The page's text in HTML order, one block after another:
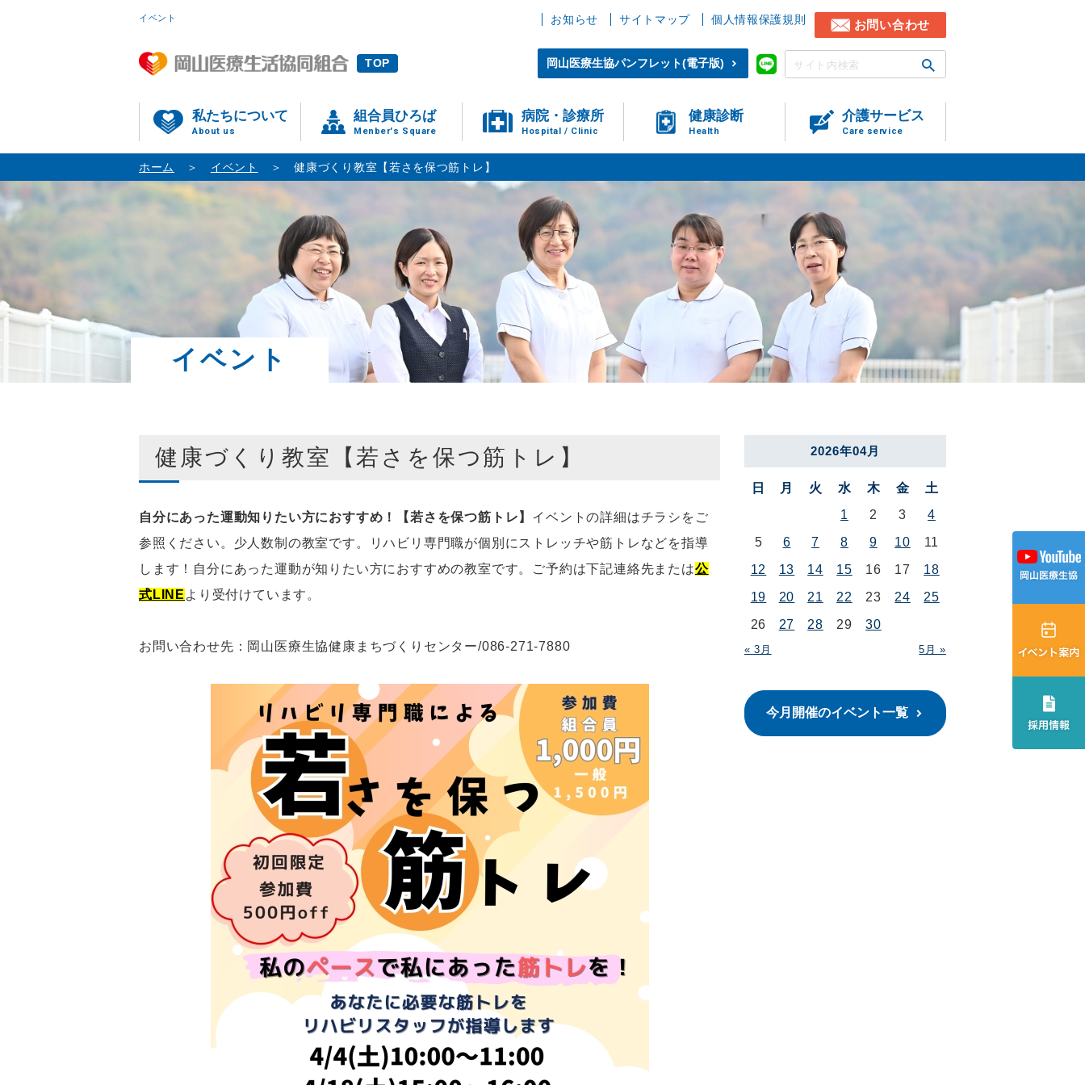
イベント お知らせ サイトマップ 個人情報保護規則 お問い合わせ
TOP 岡山医療生協パンフレット(電子版)
私たちについて
About us
組合員ひろば
Menber's Square
病院・診療所
Hospital / Clinic
健康診断
Health
介護サービス
Care service
ホーム イベント 健康づくり教室【若さを保つ筋トレ】
イベント
健康づくり教室【若さを保つ筋トレ】
自分にあった運動知りたい方におすすめ！【若さを保つ筋トレ】 イベントの詳細はチラシをご
参照ください。少人数制の教室です。リハビリ専門職が個別にストレッチや筋トレなどを指導
します！自分にあった運動が知りたい方におすすめの教室です。ご予約は下記連絡先または公
式LINE より受付けています。
お問い合わせ先：岡山医療生協健康まちづくりセンター/086-271-7880
2026年04月
日 月 火 水 木 金 土
« 3月 5月 »
1 2 3
4
5
6 7 8 9 10
11
12
13 14 15 16 17
18
19
20 21 22 23 24
25
26
27 28 29 30
今月開催のイベント一覧